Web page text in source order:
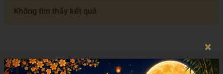
Không tìm thấy kết quả
×